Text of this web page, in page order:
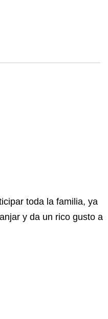
toda la familia, ya
y da un rico gusto a